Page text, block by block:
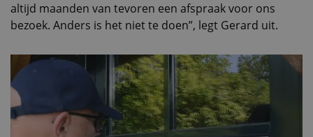
altijd maanden van tevoren een afspraak voor ons
bezoek. Anders is het niet te doen”, legt Gerard uit.